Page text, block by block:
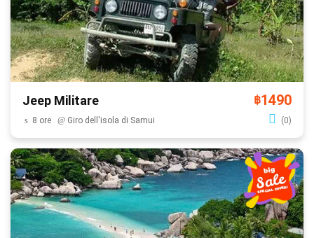
Jeep Militare ฿1490
8 ore Giro dell'isola di Samui (0)